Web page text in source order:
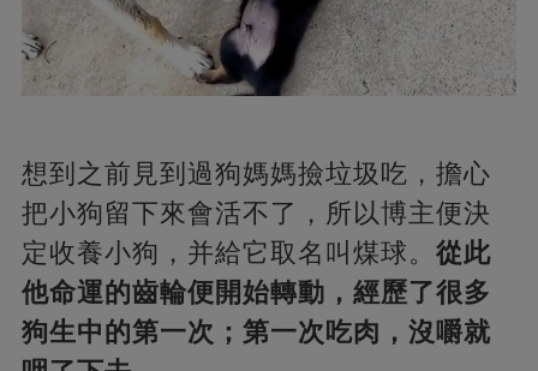
想到之前見到過狗媽媽撿垃圾吃，擔心
把小狗留下來會活不了，所以博主便決
定收養小狗，并給它取名叫煤球。 從此
他命運的齒輪便開始轉動，經歷了很多
狗生中的第一次；第一次吃肉，沒嚼就